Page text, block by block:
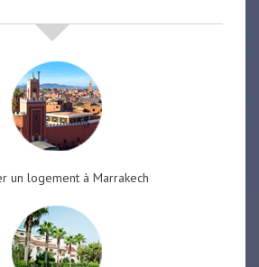
un logement à Marrakech